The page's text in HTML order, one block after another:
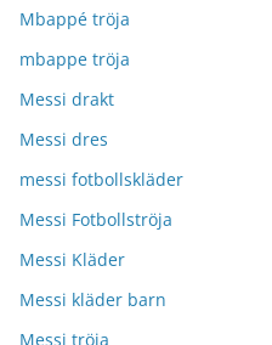
Mbappé tröja
mbappe tröja
Messi drakt
Messi dres
messi fotbollskläder
Messi Fotbollströja
Messi Kläder
Messi kläder barn
Messi tröja